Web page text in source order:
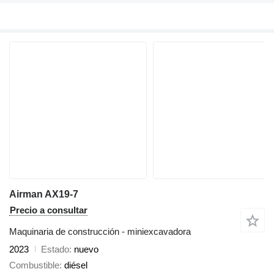
Airman AX19-7
Precio a consultar
Maquinaria de construcción - miniexcavadora
2023
Estado nuevo
Combustible diésel